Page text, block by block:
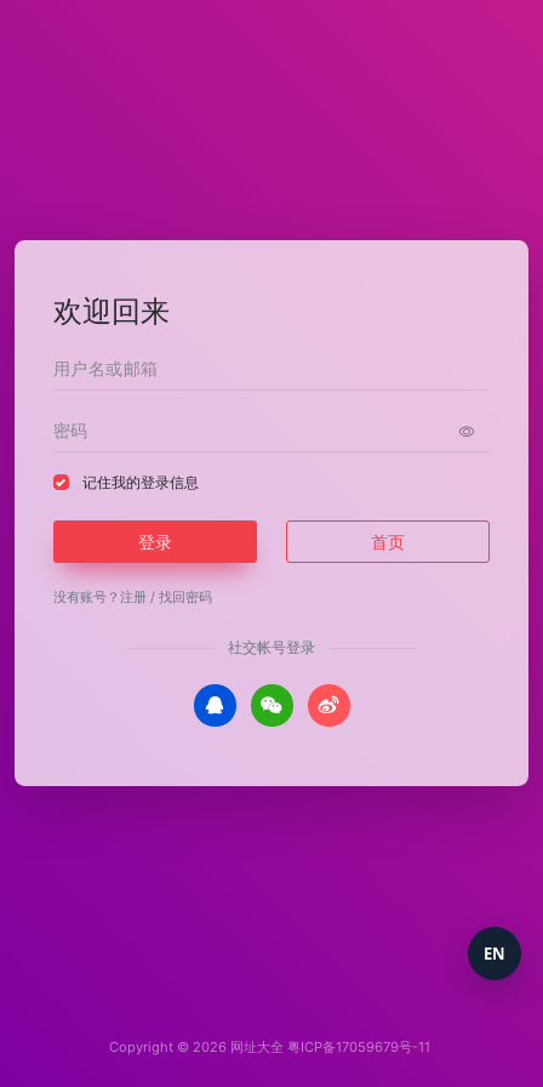
欢迎回来
记住我的登录信息
登录 首页
没有账号？ 注册 / 找回密码
社交帐号登录
Copyright © 2026 网址大全 粤ICP备17059679号-11
EN